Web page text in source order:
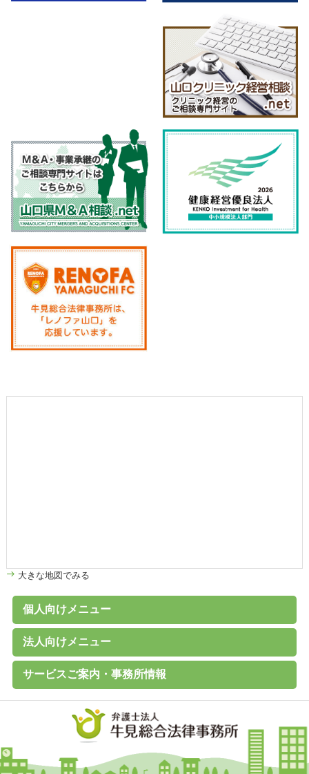
大きな地図でみる
個人向けメニュー
個人のお客様へ
家計診断・ライフプランアドバイス
債務整理（任意整理、個人再生、破産、過払い金の取戻し）
離婚その他家族の問題
高齢者の財産管理（後見、保佐、補助など）
遺言書作成、遺産分割、相続税対策
交通事故、その他各種事故
労働問題
（未払賃金、不当解雇、労災など）
その他の民事事件
刑事事件 （刑事弁護、被害者支援、告訴）
B型肝炎給付金
C型肝炎給付金
石綿（アスベスト）賠償金
破産に関するQ&A
過払い金に関するQ&A
離婚に関するQ&A
交通事故に関するQ&A
法人向けメニュー
法人のお客様へ
経営・法律顧問サービス
従業員支援プログラム（ＥＡＰ）
経営相談、経営計画作成サポートなど
会社設立、株主総会、代表訴訟、その他会社法務一般
売掛金等の与信管理・債権回収
契約書の作成・チェック
人事労務（就業規則、賃金、解雇など）
訴訟・紛争・クレーム
Ｍ＆Ａ・各種提携、事業承継
事業再生・倒産（民事再生、破産、特別清算）
サービスご案内・事務所情報
事務所案内
基本理念
初回相談（平日）無料
費用見積り無料
料金一覧
よくあるご質問
お客様の声
メールマガジン無料登録
講演・セミナー実績
対応エリア
採用情報
地図
個人情報保護方針